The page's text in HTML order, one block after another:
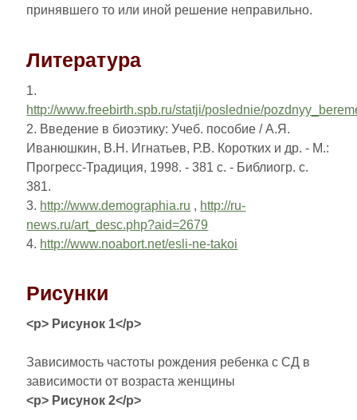
принявшего то или иной решение неправильно.
Литература
1.
http://www.freebirth.spb.ru/statji/poslednie/
2. Введение в биоэтику: Учеб. пособие / А.Я.
Иванюшкин, В.Н. Игнатьев, Р.В. Коротких и др. - М.:
Прогресс-Традиция, 1998. - 381 с. - Библиогр. с.
381.
3. http://www.demographia.ru , http://ru-
news.ru/art_desc.php?aid=2679
4. http://www.noabort.net/esli-ne-takoi
Рисунки
<p> Рисунок 1</p>
Зависимость частоты рождения ребенка с СД в
зависимости от возраста женщины
<p> Рисунок 2</p>